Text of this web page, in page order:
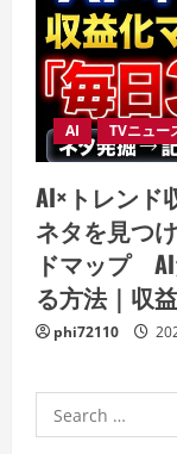
AI TVニュー
AI×トレンド
ネタを見つ
ドマップ
る方法｜収
phi72110
Search
for: